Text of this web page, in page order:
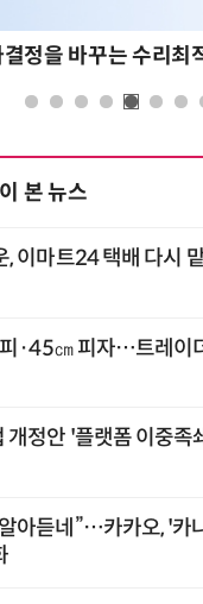
본 뉴스
, 이마트24 택배 다시
·45㎝ 피자…트레이
개정안 '플랫폼 이중족
아듣네”…카카오, '카